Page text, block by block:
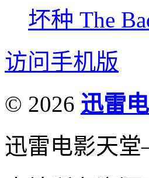
坏种 The
访问手机版
© 2026 迅雷
迅雷电影天